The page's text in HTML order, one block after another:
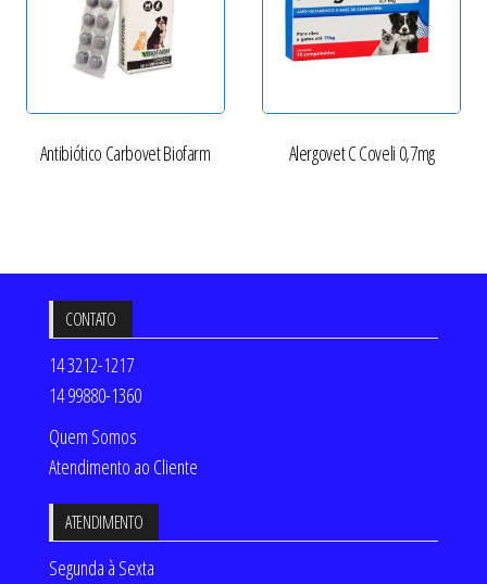
Antibiótico Carbovet Biofarm Alergovet C Coveli 0,7mg
CONTATO
14 3212-1217
14 99880-1360
Quem Somos
Atendimento ao Cliente
ATENDIMENTO
Segunda à Sexta